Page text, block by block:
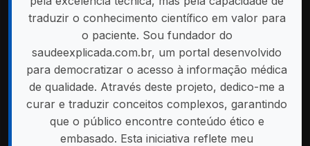
traduzir o conhecimento científico em valor para
o paciente. Sou fundador do
saudeexplicada.com.br, um portal desenvolvido
para democratizar o acesso à informação médica
de qualidade. Através deste projeto, dedico-me a
curar e traduzir conceitos complexos, garantindo
que o público encontre conteúdo ético e
embasado. Esta iniciativa reflete meu